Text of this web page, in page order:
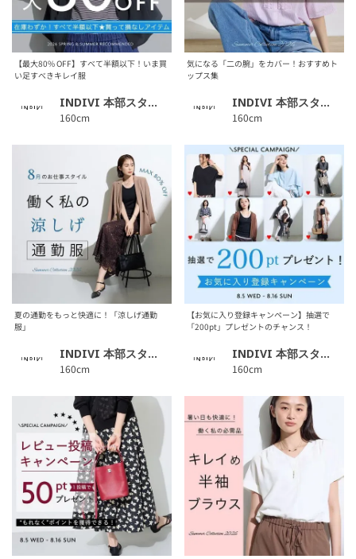
【最大80% OFF】すべて半額以下！いま買
い足すべきキレイ服
INDIVI 本部スタッフ
160cm
気になる「二の腕」をカバー！おすすめト
ップス集
INDIVI 本部スタッフ
160cm
夏の通勤をもっと快適に！「涼しげ通勤
服」
INDIVI 本部スタッフ
160cm
【お気に入り登録キャンペーン】抽選で
「200pt」プレゼントのチャンス！
INDIVI 本部スタッフ
160cm